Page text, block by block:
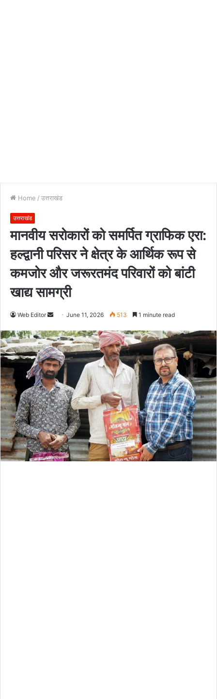
Home / उत्तराखंड
उत्तराखंड
मानवीय सरोकारों को समर्पित ग्राफिक एरा:
हल्द्वानी परिसर ने क्षेत्र के आर्थिक रूप से
कमजोर और जरूरतमंद परिवारों को बांटी
खाद्य सामग्री
Web Editor
n
d
a
n
e
m
a
i
l
June 11, 2026 513 1 minute read